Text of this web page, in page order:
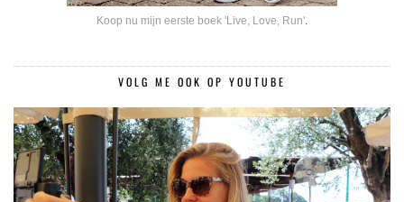
Koop nu mijn eerste boek 'Live, Love, Run'.
VOLG ME OOK OP YOUTUBE